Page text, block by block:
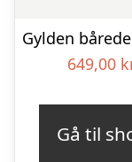
649,00
Gå til